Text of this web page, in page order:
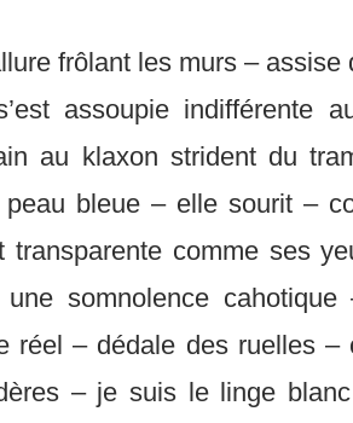
frôlant les murs –
assoupie indifférente
au klaxon strident du
bleue – elle sourit –
transparente comme ses
une somnolence
réel – dédale des ruelles –
– je suis le linge